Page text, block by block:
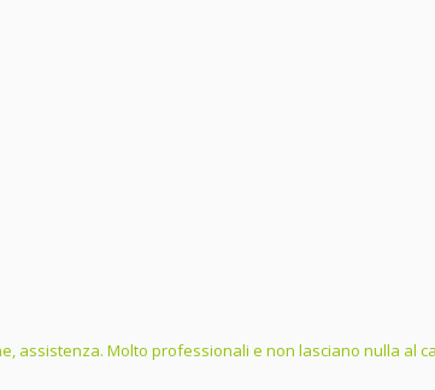
assistenza. Molto professionali e non lasciano nulla al